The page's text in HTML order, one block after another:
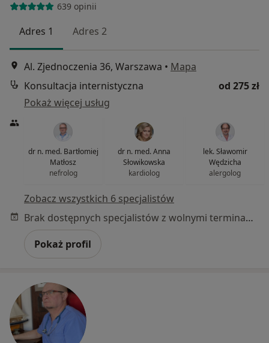
639 opinii
Adres 1 Adres 2
Al. Zjednoczenia 36, Warszawa • Mapa
Konsultacja internistyczna
od 275 zł
Pokaż więcej usług
dr n. med. Bartłomiej
Matłosz
nefrolog
dr n. med. Anna
Słowikowska
kardiolog
lek. Sławomir
Wędzicha
alergolog
Zobacz wszystkich 6 specjalistów
Brak dostępnych specjalistów z wolnymi terminami w tym centrum medycznym.
Pokaż profil